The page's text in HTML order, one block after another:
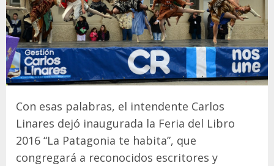
Con esas palabras, el intendente Carlos
Linares dejó inaugurada la Feria del Libro
2016 “La Patagonia te habita”, que
congregará a reconocidos escritores y